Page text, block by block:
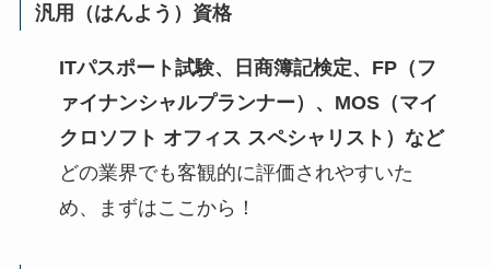
汎用（はんよう）資格
ITパスポート試験、日商簿記検定、 FP（フ
ァイナンシャルプランナー）、 MOS（マイ
クロソフト オフィス スペシャリスト） など
どの業界でも客観的に評価されやすいた
め、まずはここから！